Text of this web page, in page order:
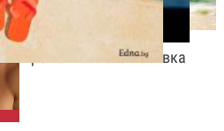
Юлиан Костов и Мирела
Илиева избраха най-
романтичната почивка